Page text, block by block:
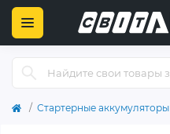
Стартерные аккумуляторы